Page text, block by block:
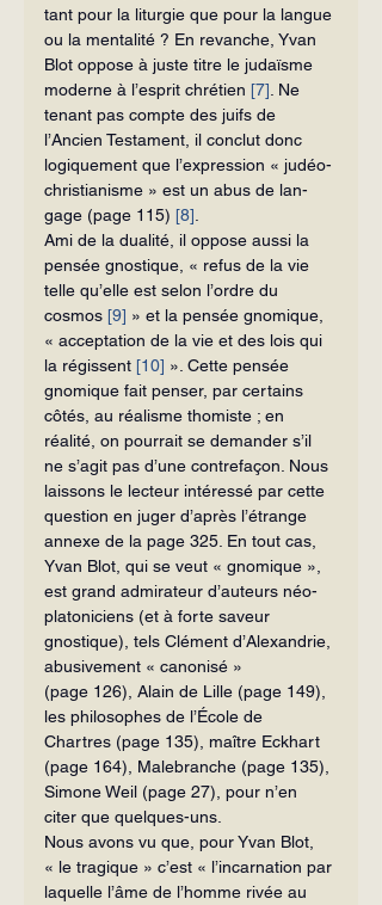
tant pour la liturgie que pour la langue
ou la mentalité ? En revanche, Yvan
Blot oppose à juste titre le judaïsme
moderne à l’esprit chrétien [7] . Ne
tenant pas compte des juifs de
l’Ancien Testament, il conclut donc
logiquement que l’expression « judéo-
christianisme » est un abus de lan­
gage (page 115) [8]
Ami de la dualité, il oppose aussi la
pensée gnostique, « refus de la vie
telle qu’elle est selon l’ordre du
cosmos [9] » et la pensée gnomique,
« acceptation de la vie et des lois qui
la régissent [10] ». Cette pensée
gnomique fait penser, par certains
côtés, au réalisme thomiste ; en
réalité, on pourrait se demander s’il
ne s’agit pas d’une contrefaçon. Nous
laissons le lec­teur intéressé par cette
question en juger d’a­près l’étrange
annexe de la page 325. En tout cas,
Yvan Blot, qui se veut « gnomique »,
est grand admirateur d’au­teurs néo-
platoniciens (et à forte saveur
gnostique), tels Clément d’Alexandrie,
abusivement « canonisé »
(page 126), Alain de Lille (page 149),
les philosophes de l’École de
Chartres (page 135), maître Eckhart
(page 164), Malebranche (page 135),
Simone Weil (page 27), pour n’en
citer que quelques-uns.
Nous avons vu que, pour Yvan Blot,
« le tragique » c’est « l’incarnation par
la­quelle l’âme de l’homme rivée au